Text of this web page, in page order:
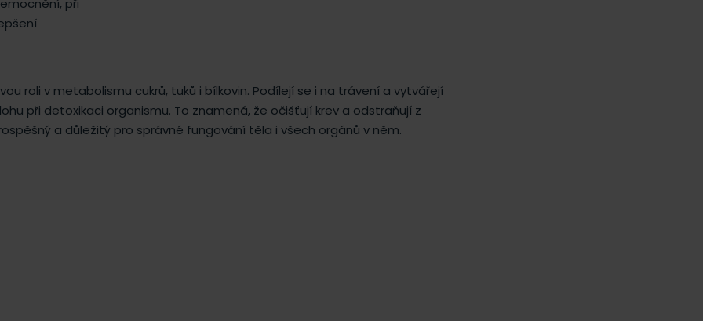
při
roli v metabolismu cukrů, tuků i bílkovin. Podílejí se i na trávení a vytvářejí
při detoxikaci organismu. To znamená, že očišťují krev a odstraňují z
a důležitý pro správné fungování těla i všech orgánů v něm.